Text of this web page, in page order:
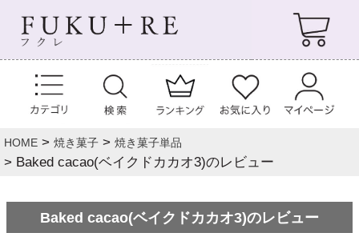
HOME 焼き菓子 焼き菓子単品
Baked cacao(ベイクドカカオ3)のレビュー
Baked cacao(ベイクドカカオ3)のレビュー